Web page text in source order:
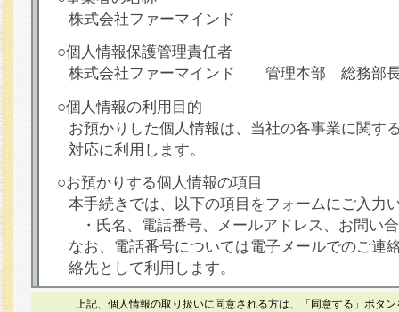
株式会社ファーマインド
○個人情報保護管理責任者
株式会社ファーマインド 管理本部 総務部
○個人情報の利用目的
お預かりした個人情報は、当社の各事業に関す
対応に利用します。
○お預かりする個人情報の項目
本手続きでは、以下の項目をフォームにご入力
・氏名、電話番号、メールアドレス、お問い
なお、電話番号については電子メールでのご連
絡先として利用します。
○本人が容易に認識できない方法による個人情報
上記、個人情報の取り扱いに同意される方は、「同意する」ボタ